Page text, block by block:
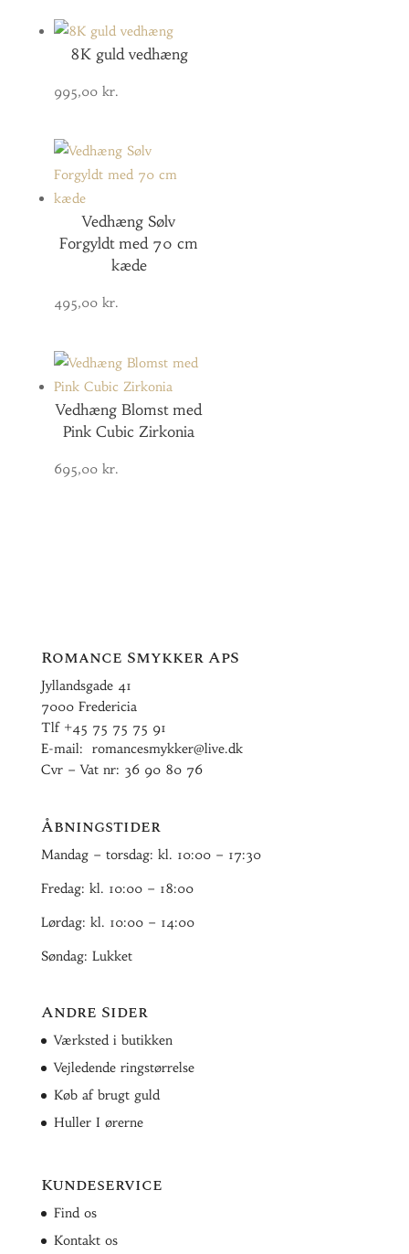
8K guld vedhæng
995,00 kr.
Vedhæng Sølv
Forgyldt med 70 cm
kæde
495,00 kr.
Vedhæng Blomst med
Pink Cubic Zirkonia
695,00 kr.
Romance Smykker ApS
Jyllandsgade 41
7000 Fredericia
Tlf +45 75 75 75 91
E-mail: romancesmykker@live.dk
Cvr – Vat nr: 36 90 80 76
Åbningstider
Mandag – torsdag: kl. 10:00 – 17:30
Fredag: kl. 10:00 – 18:00
Lørdag: kl. 10:00 – 14:00
Søndag: Lukket
Andre Sider
Værksted i butikken
Vejledende ringstørrelse
Køb af brugt guld
Huller I ørerne
Kundeservice
Find os
Kontakt os